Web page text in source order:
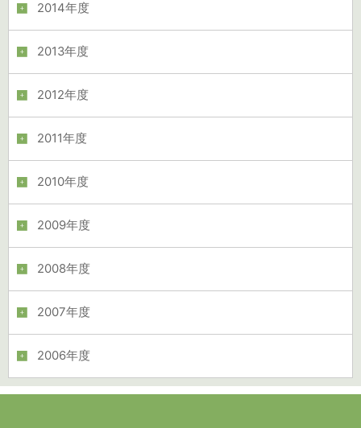
2014年度
2013年度
2012年度
2011年度
2010年度
2009年度
2008年度
2007年度
2006年度